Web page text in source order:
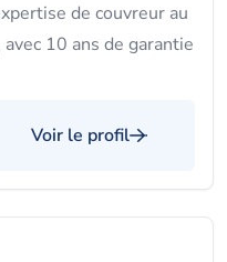
de couvreur au
10 ans de garantie
Voir le profil